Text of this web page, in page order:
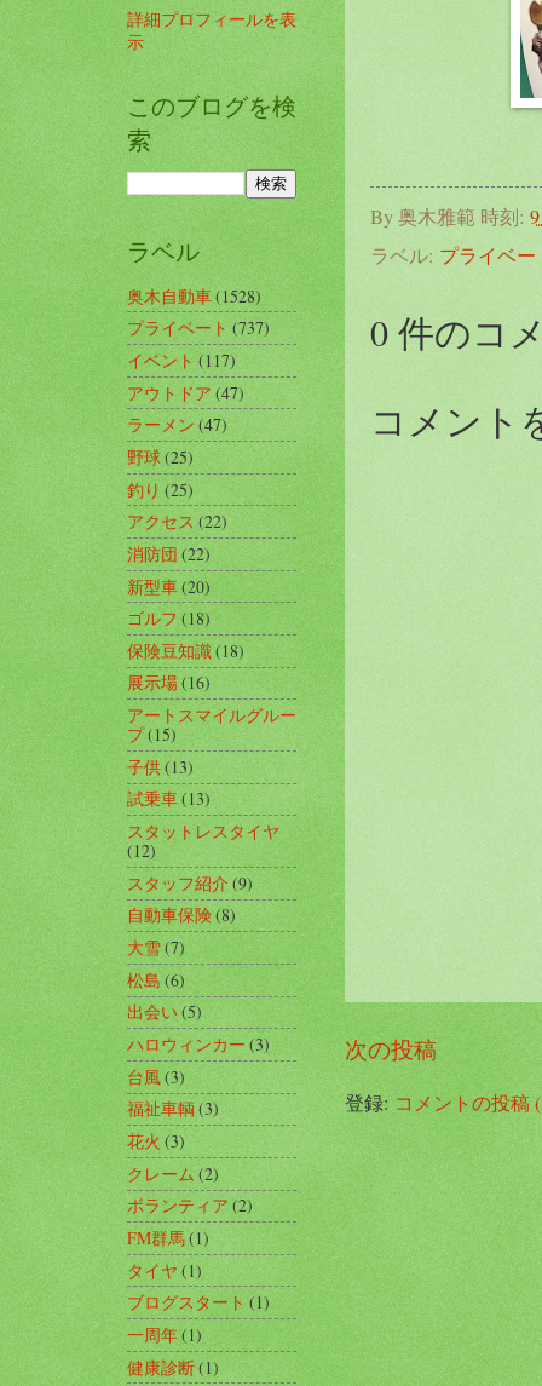
By奥木雅範 時刻:
ラベル: プライベー
0 件のコ
コメント
次の投稿
登録:コメントの投稿
詳細プロフィールを表
示
このブログを検
索
ラベル
奥木自動車(1528)
プライベート(737)
イベント(117)
アウトドア(47)
ラーメン(47)
野球(25)
釣り(25)
アクセス(22)
消防団(22)
新型車(20)
ゴルフ(18)
保険豆知識(18)
展示場(16)
アートスマイルグルー
プ(15)
子供(13)
試乗車(13)
スタットレスタイヤ
(12)
スタッフ紹介(9)
自動車保険(8)
大雪(7)
松島 (6)
出会い(5)
ハロウィンカー(3)
台風(3)
福祉車輌 (3)
花火(3)
クレーム(2)
ボランティア(2)
FM群馬(1)
タイヤ(1)
ブログスタート(1)
一周年(1)
健康診断(1)